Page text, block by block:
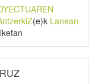
(e)k Lanean